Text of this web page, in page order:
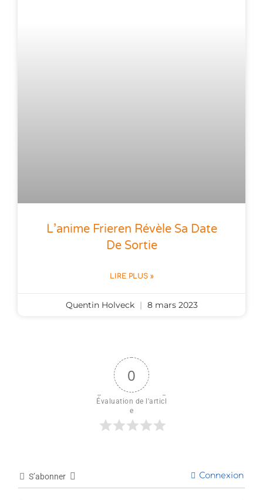
L’anime Frieren Révèle Sa Date
De Sortie
LIRE PLUS »
Quentin Holveck 8 mars 2023
0
Évaluation de l'articl
e
S’abonner Connexion